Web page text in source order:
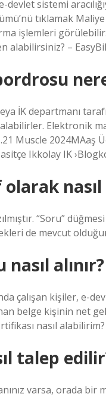
devlet sistemi
tıklamak Maliye
işlemleri
alabilirsiniz? –
İK departmanı
Elektronik
Muscle 2024MAaş
Ikkolay IK
nasıl
“Soru”
de mevcut
alınır?
çalışan kişiler, e-
belge kişinin net
nasıl
talep
varsa, orada